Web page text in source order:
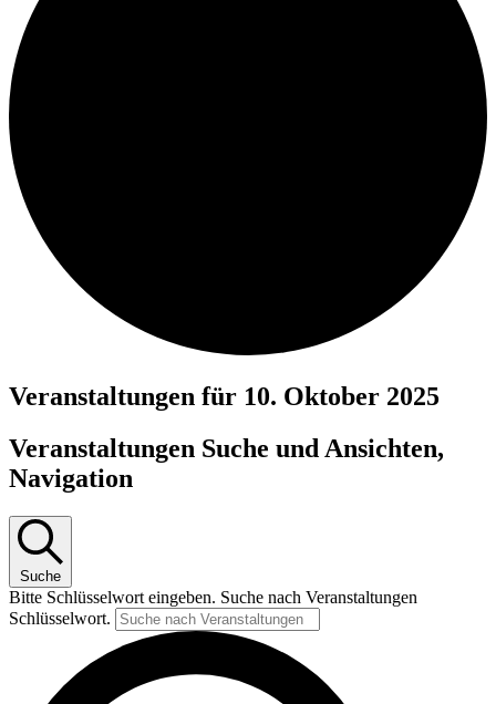
Veranstaltungen für 10. Oktober 2025
Veranstaltungen Suche und Ansichten,
Navigation
Suche
Bitte Schlüsselwort eingeben. Suche nach Veranstaltungen
Schlüsselwort.